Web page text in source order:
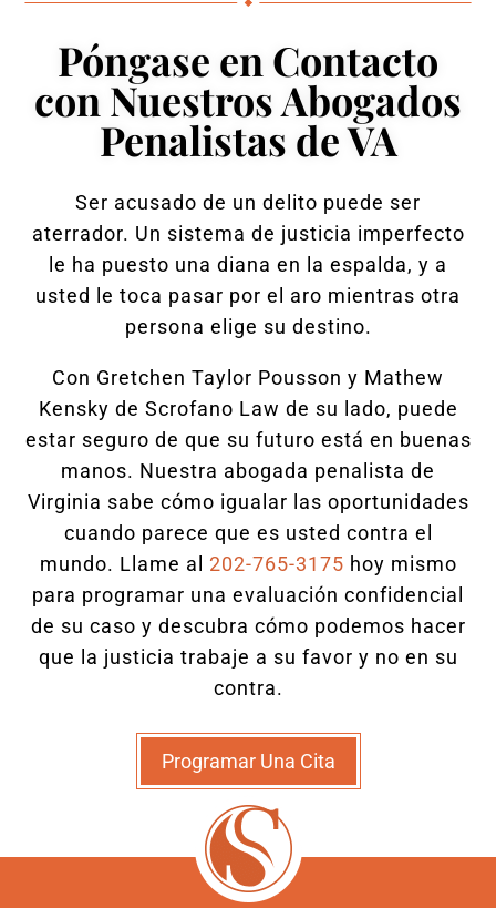
Póngase en Contacto
con Nuestros Abogados
Penalistas de VA
Ser acusado de un delito puede ser
aterrador. Un sistema de justicia imperfecto
le ha puesto una diana en la espalda, y a
usted le toca pasar por el aro mientras otra
persona elige su destino.
Con Gretchen Taylor Pousson y Mathew
Kensky de Scrofano Law de su lado, puede
estar seguro de que su futuro está en buenas
manos. Nuestra abogada penalista de
Virginia sabe cómo igualar las oportunidades
cuando parece que es usted contra el
mundo. Llame al 202-765-3175 hoy mismo
para programar una evaluación confidencial
de su caso y descubra cómo podemos hacer
que la justicia trabaje a su favor y no en su
contra.
Programar Una Cita